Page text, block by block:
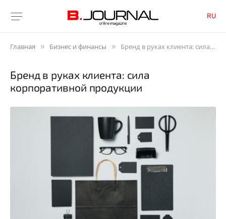
RU
Главная » Бизнес и финансы » Бренд в руках клиента: сила корпоративной продукции
Бренд в руках клиента: сила
корпоративной продукции